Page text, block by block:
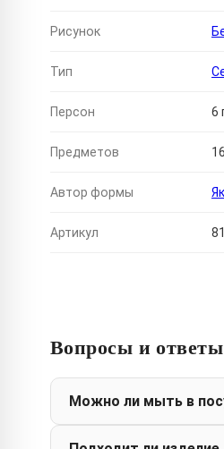
Рисунок
Тип
Персон 6
Предметов 16
Автор формы
Артикул
Вопросы и ответы
Можно ли мыть в